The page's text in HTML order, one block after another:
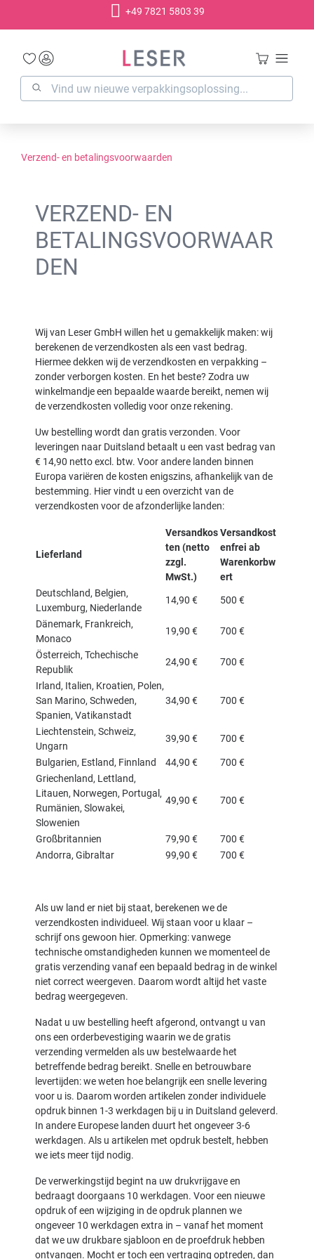
+49 7821 5803 39
Verzend- en betalingsvoorwaarden
VERZEND- EN
BETALINGSVOORWAAR
DEN
Wij van Leser GmbH willen het u gemakkelijk maken: wij
berekenen de verzendkosten als een vast bedrag.
Hiermee dekken wij de verzendkosten en verpakking –
zonder verborgen kosten. En het beste? Zodra uw
winkelmandje een bepaalde waarde bereikt, nemen wij
de verzendkosten volledig voor onze rekening.
Uw bestelling wordt dan gratis verzonden. Voor
leveringen naar Duitsland betaalt u een vast bedrag van
€ 14,90 netto excl. btw. Voor andere landen binnen
Europa variëren de kosten enigszins, afhankelijk van de
bestemming. Hier vindt u een overzicht van de
verzendkosten voor de afzonderlijke landen:
Lieferland
Versandkos
ten (netto
zzgl.
MwSt.)
Versandkost
enfrei ab
Warenkorbw
ert
Deutschland, Belgien,
Luxemburg, Niederlande
14,90 € 500 €
Dänemark, Frankreich,
Monaco
19,90 € 700 €
Österreich, Tchechische
Republik
24,90 € 700 €
Irland, Italien, Kroatien, Polen,
San Marino, Schweden,
Spanien, Vatikanstadt
34,90 € 700 €
Liechtenstein, Schweiz,
Ungarn
39,90 € 700 €
Bulgarien, Estland, Finnland 44,90 €
700 €
Griechenland, Lettland,
Litauen, Norwegen, Portugal,
Rumänien, Slowakei,
Slowenien
49,90 € 700 €
Großbritannien 79,90 €
700 €
Andorra, Gibraltar
99,90 € 700 €
Als uw land er niet bij staat, berekenen we de
verzendkosten individueel. Wij staan voor u klaar –
schrijf ons gewoon hier. Opmerking: vanwege
technische omstandigheden kunnen we momenteel de
gratis verzending vanaf een bepaald bedrag in de winkel
niet correct weergeven. Daarom wordt altijd het vaste
bedrag weergegeven.
Nadat u uw bestelling heeft afgerond, ontvangt u van
ons een orderbevestiging waarin we de gratis
verzending vermelden als uw bestelwaarde het
betreffende bedrag bereikt. Snelle en betrouwbare
levertijden: we weten hoe belangrijk een snelle levering
voor u is. Daarom worden artikelen zonder individuele
opdruk binnen 1-3 werkdagen bij u in Duitsland geleverd.
In andere Europese landen duurt het ongeveer 3-6
werkdagen. Als u artikelen met opdruk bestelt, hebben
we iets meer tijd nodig.
De verwerkingstijd begint na uw drukvrijgave en
bedraagt doorgaans 10 werkdagen. Voor een nieuwe
opdruk of een wijziging in de opdruk plannen we
ongeveer 10 werkdagen extra in – vanaf het moment
dat we uw drukbare sjabloon en de proefdruk hebben
ontvangen. Mocht er toch een vertraging optreden, dan